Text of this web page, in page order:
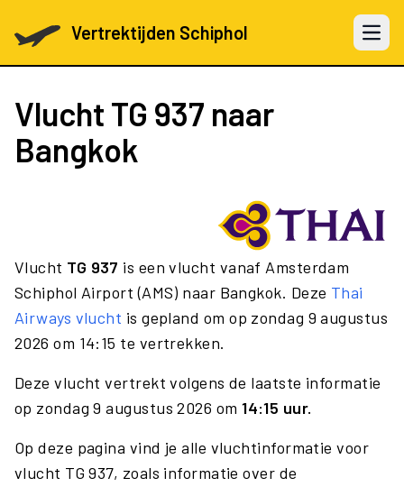
Vertrektijden Schiphol Open
Vlucht TG 937 naar
Bangkok
Vlucht TG 937 is een vlucht vanaf Amsterdam
Schiphol Airport (AMS) naar Bangkok. Deze Thai
Airways vlucht is gepland om op zondag 9 augustus
2026 om 14:15 te vertrekken.
Deze vlucht vertrekt volgens de laatste informatie
op zondag 9 augustus 2026 om14:15 uur.
Op deze pagina vind je alle vluchtinformatie voor
vlucht TG 937, zoals informatie over de